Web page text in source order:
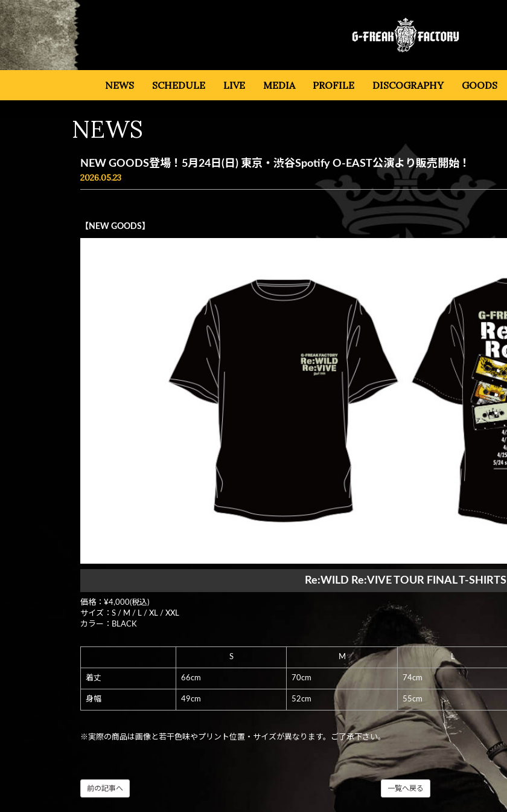
NEWS SCHEDULE LIVE MEDIA PROFILE DISCOGRAPHY GOODS
NEWS
NEW GOODS登場！5月24日(日) 東京・渋谷Spotify O-EAST公演より販売開始！
2026.05.23
【NEW GOODS】
Re:WILD Re:VIVE TOUR FINAL T-SHIRTS
価格：¥4,000(税込)
サイズ：S / M / L / XL / XXL
カラー：BLACK
S M L
着丈 66cm 70cm 74cm
身幅 49cm 52cm 55cm
※実際の商品は画像と若干色味やプリント位置・サイズが異なります。ご了承下さい。
一覧へ戻る
前の記事へ